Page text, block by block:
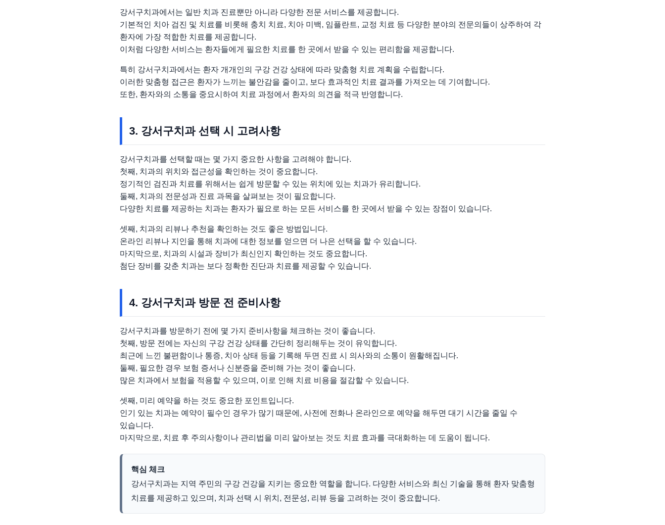
강서구치과에서는 일반 치과 진료뿐만 아니라 다양한 전문 서비스를 제공합니다.
기본적인 치아 검진 및 치료를 비롯해 충치 치료, 치아 미백, 임플란트, 교정 치료 등 다양한 분야의 전문의들이 상주하여 각
환자에 가장 적합한 치료를 제공합니다.
이처럼 다양한 서비스는 환자들에게 필요한 치료를 한 곳에서 받을 수 있는 편리함을 제공합니다.
특히 강서구치과에서는 환자 개개인의 구강 건강 상태에 따라 맞춤형 치료 계획을 수립합니다.
이러한 맞춤형 접근은 환자가 느끼는 불안감을 줄이고, 보다 효과적인 치료 결과를 가져오는 데 기여합니다.
또한, 환자와의 소통을 중요시하여 치료 과정에서 환자의 의견을 적극 반영합니다.
3. 강서구치과 선택 시 고려사항
강서구치과를 선택할 때는 몇 가지 중요한 사항을 고려해야 합니다.
첫째, 치과의 위치와 접근성을 확인하는 것이 중요합니다.
정기적인 검진과 치료를 위해서는 쉽게 방문할 수 있는 위치에 있는 치과가 유리합니다.
둘째, 치과의 전문성과 진료 과목을 살펴보는 것이 필요합니다.
다양한 치료를 제공하는 치과는 환자가 필요로 하는 모든 서비스를 한 곳에서 받을 수 있는 장점이 있습니다.
셋째, 치과의 리뷰나 추천을 확인하는 것도 좋은 방법입니다.
온라인 리뷰나 지인을 통해 치과에 대한 정보를 얻으면 더 나은 선택을 할 수 있습니다.
마지막으로, 치과의 시설과 장비가 최신인지 확인하는 것도 중요합니다.
첨단 장비를 갖춘 치과는 보다 정확한 진단과 치료를 제공할 수 있습니다.
4. 강서구치과 방문 전 준비사항
강서구치과를 방문하기 전에 몇 가지 준비사항을 체크하는 것이 좋습니다.
첫째, 방문 전에는 자신의 구강 건강 상태를 간단히 정리해두는 것이 유익합니다.
최근에 느낀 불편함이나 통증, 치아 상태 등을 기록해 두면 진료 시 의사와의 소통이 원활해집니다.
둘째, 필요한 경우 보험 증서나 신분증을 준비해 가는 것이 좋습니다.
많은 치과에서 보험을 적용할 수 있으며, 이로 인해 치료 비용을 절감할 수 있습니다.
셋째, 미리 예약을 하는 것도 중요한 포인트입니다.
인기 있는 치과는 예약이 필수인 경우가 많기 때문에, 사전에 전화나 온라인으로 예약을 해두면 대기 시간을 줄일 수
있습니다.
마지막으로, 치료 후 주의사항이나 관리법을 미리 알아보는 것도 치료 효과를 극대화하는 데 도움이 됩니다.
핵심 체크
강서구치과는 지역 주민의 구강 건강을 지키는 중요한 역할을 합니다. 다양한 서비스와 최신 기술을 통해 환자 맞춤형
치료를 제공하고 있으며, 치과 선택 시 위치, 전문성, 리뷰 등을 고려하는 것이 중요합니다.